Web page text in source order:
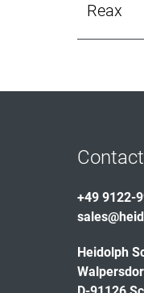
Reax
Contact
+49 9122-
Heidolph